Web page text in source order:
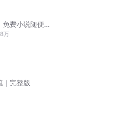
免费小说随便
万
｜完整版